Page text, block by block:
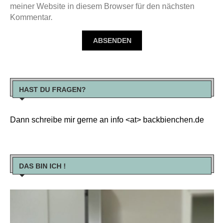
meiner Website in diesem Browser für den nächsten
Kommentar.
HAST DU FRAGEN?
Dann schreibe mir gerne an info <at> backbienchen.de
DAS BIN ICH !